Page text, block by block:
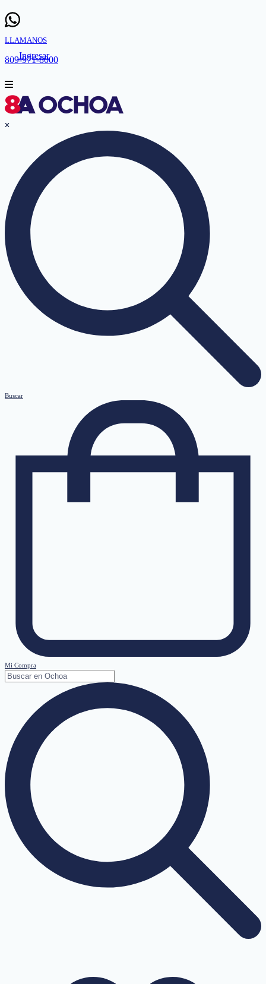
LLAMANOS
809-971-8000
Ingresar
Buscar
Mi Compra